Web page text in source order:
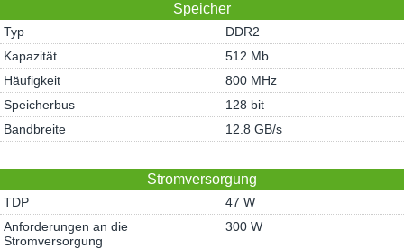
Speicher
Typ
DDR2
Kapazität
512 Mb
Häufigkeit
800 MHz
Speicherbus
128 bit
Bandbreite
12.8 GB/s
Stromversorgung
TDP
47 W
Anforderungen an die
Stromversorgung
300 W